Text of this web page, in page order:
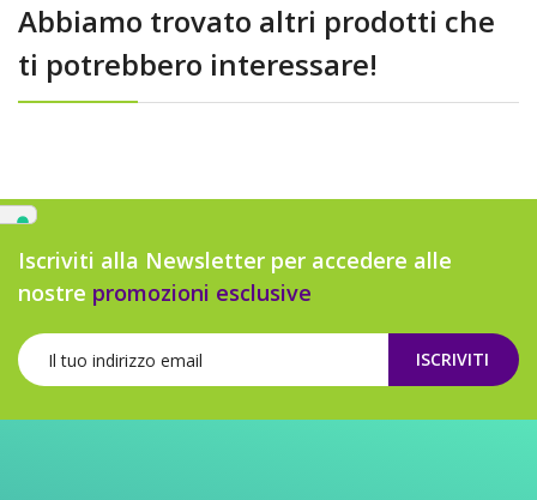
Abbiamo trovato altri prodotti che
ti potrebbero interessare!
Iscriviti alla Newsletter per accedere alle
nostre promozioni esclusive
ISCRIVITI